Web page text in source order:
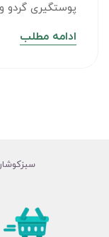
پوستگیری گردو
ادامه مطلب